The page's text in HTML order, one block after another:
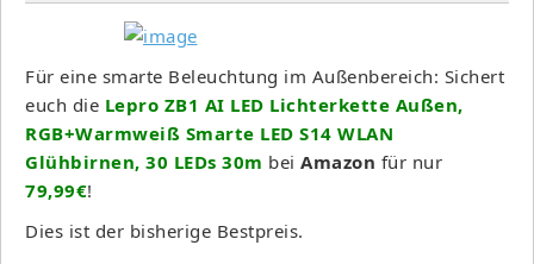
Für eine smarte Beleuchtung im Außenbereich: Sichert
euch die Lepro ZB1 AI LED Lichterkette Außen,
RGB+Warmweiß Smarte LED S14 WLAN
Glühbirnen, 30 LEDs 30m bei Amazon für nur
79,99€!
Dies ist der bisherige Bestpreis.